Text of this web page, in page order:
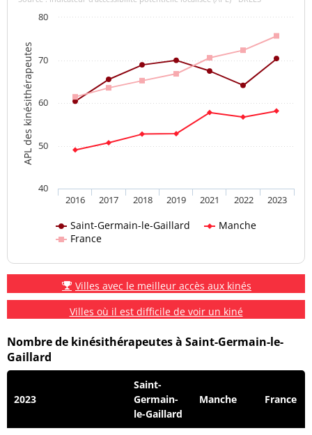
APL des kinésithérapeutes
Saint-Germain-le-Gaillard
Manche
France
2016 2017 2018 2019 2021 2022 2023
40
50
60
70
80
Villes avec le meilleur accès aux kinés
Villes où il est difficile de voir un kiné
Nombre de kinésithérapeutes à Saint-Germain-le-
Gaillard
2023
Saint-
Germain-
le-Gaillard
Manche France